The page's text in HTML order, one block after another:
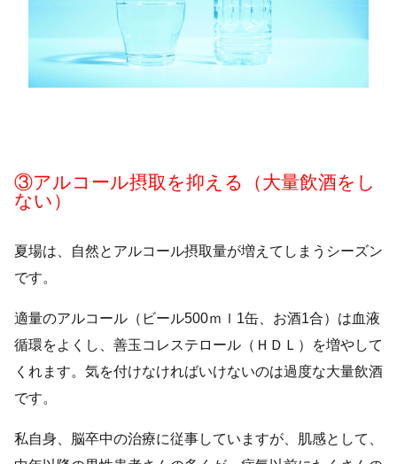
③アルコール摂取を抑える（大量飲酒をし
ない）
夏場は、自然とアルコール摂取量が増えてしまうシーズン
です。
適量のアルコール（ビール500ｍｌ1缶、お酒1合）は血液
循環をよくし、善玉コレステロール（ＨＤＬ）を増やして
くれます。気を付けなければいけないのは過度な大量飲酒
です。
私自身、脳卒中の治療に従事していますが、肌感として、